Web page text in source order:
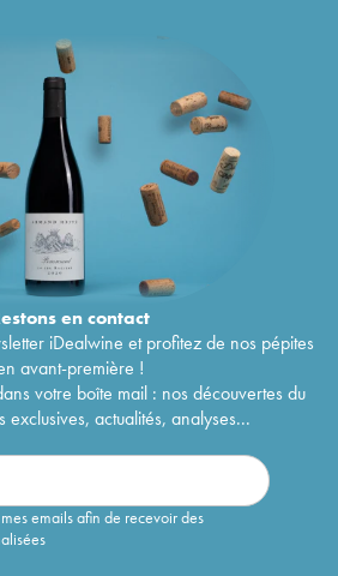
encontact
iDealwine et profitez de nos pépites
avant-première !
votre boîte mail : nos découvertes du
exclusives, actualités, analyses...
emails afin de recevoir des